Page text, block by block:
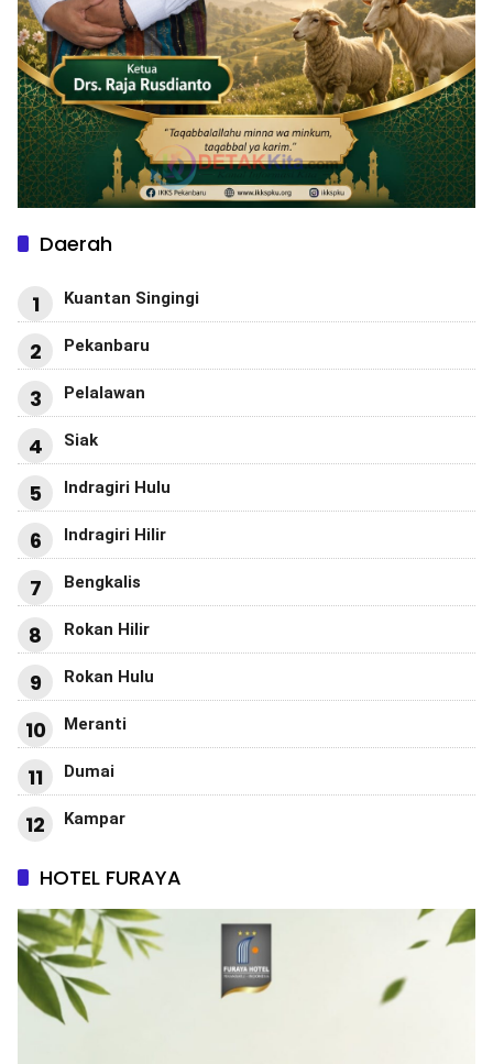
Daerah
1 Kuantan Singingi
2 Pekanbaru
3 Pelalawan
4 Siak
5 Indragiri Hulu
6 Indragiri Hilir
7 Bengkalis
8 Rokan Hilir
9 Rokan Hulu
10 Meranti
11 Dumai
12 Kampar
HOTEL FURAYA